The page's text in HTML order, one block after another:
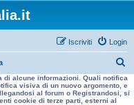
Login
Iscriviti
e
r
di alcune informazioni. Quali notifica
visiva di un nuovo argomento, e
al forum o Registrandosi, si
cookie di terze parti, esterni al